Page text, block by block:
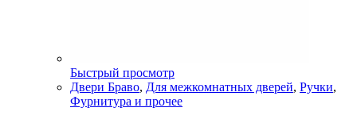
Быстрый просмотр
Двери Браво, Для межкомнатных дверей, Ручки,
Фурнитура и прочее